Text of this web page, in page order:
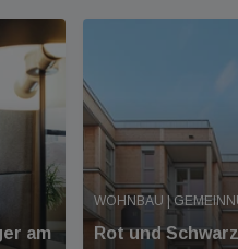
am
WOHNBAU |
Rot und